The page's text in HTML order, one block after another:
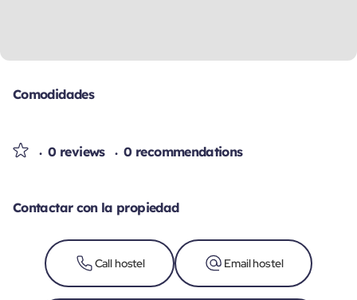
Comodidades
0 reviews 0 recommendations
Contactar con la propiedad
Call hostel Email hostel